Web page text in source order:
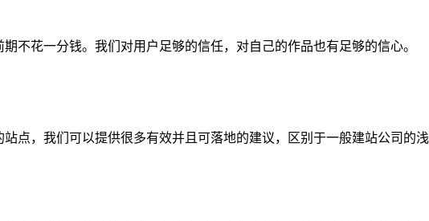
不花一分钱。我们对用户足够的信任，对自己的作品也有足够的信心。
点，我们可以提供很多有效并且可落地的建议，区别于一般建站公司的